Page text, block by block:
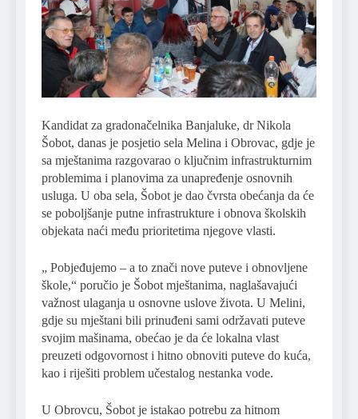
Kandidat za gradonačelnika Banjaluke, dr Nikola
Šobot, danas je posjetio sela Melina i Obrovac, gdje je
sa mještanima razgovarao o ključnim infrastrukturnim
problemima i planovima za unapređenje osnovnih
usluga. U oba sela, Šobot je dao čvrsta obećanja da će
se poboljšanje putne infrastrukture i obnova školskih
objekata naći među prioritetima njegove vlasti.
„ Pobjeđujemo – a to znači nove puteve i obnovljene
škole,“ poručio je Šobot mještanima, naglašavajući
važnost ulaganja u osnovne uslove života. U Melini,
gdje su mještani bili prinuđeni sami održavati puteve
svojim mašinama, obećao je da će lokalna vlast
preuzeti odgovornost i hitno obnoviti puteve do kuća,
kao i riješiti problem učestalog nestanka vode.
U Obrovcu, Šobot je istakao potrebu za hitnom